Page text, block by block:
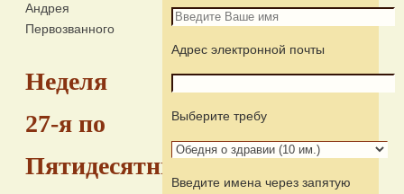
Андрея
Первозванного
Неделя
27-я по
Пятидесятнице.
Адрес электронной почты
Выберите требу
Введите имена через запятую